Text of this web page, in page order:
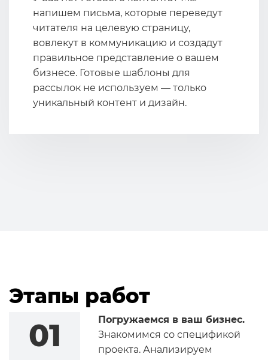
напишем письма, которые переведут
читателя на целевую страницу,
вовлекут в коммуникацию и создадут
правильное представление о вашем
бизнесе. Готовые шаблоны для
рассылок не используем — только
уникальный контент и дизайн.
Этапы работ
01
Погружаемся в ваш бизнес.
Знакомимся со спецификой
проекта. Анализируем